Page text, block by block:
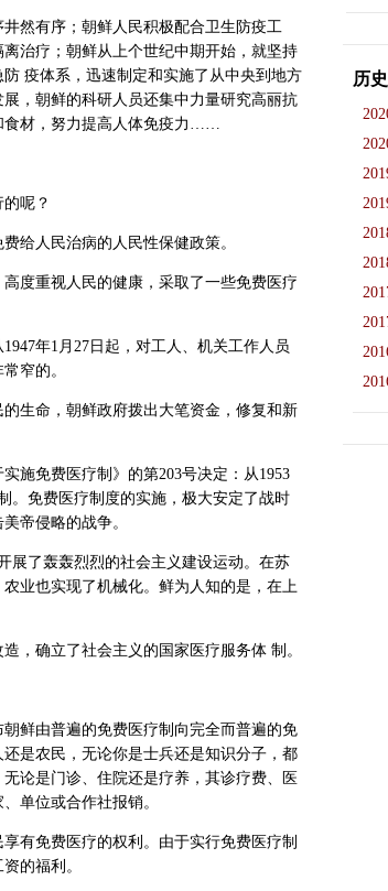
然有序；朝鲜人民积极配合卫生防疫工
治疗；朝鲜从上个世纪中期开始，就坚持
疫体系，迅速制定和实施了从中央到地方
，朝鲜的科研人员还集中力量研究高丽抗
食材，努力提高人体免疫力……
呢？
给人民治病的人民性保健政策。
度重视人民的健康，采取了一些免费医疗
年1月27日起，对工人、机关工作人员
窄的。
生命，朝鲜政府拨出大笔资金，修复和新
施免费医疗制》的第203号决定：从1953
。免费医疗制度的实施，极大安定了战时
帝侵略的战争。
展了轰轰烈烈的社会主义建设运动。在苏
业也实现了机械化。鲜为人知的是，在上
，确立了社会主义的国家医疗服务体 制。
鲜由普遍的免费医疗制向完全而普遍的免
是农民，无论你是士兵还是知识分子，都
论是门诊、住院还是疗养，其诊疗费、医
单位或合作社报销。
有免费医疗的权利。由于实行免费医疗制
的福利。
历